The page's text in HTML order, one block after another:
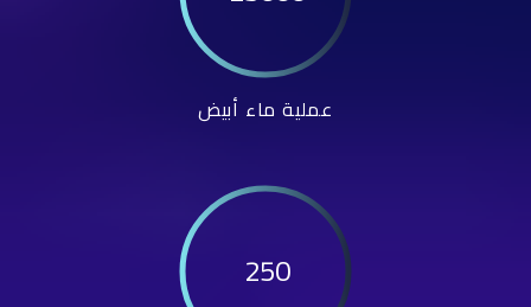
عملية ماء أبيض
250